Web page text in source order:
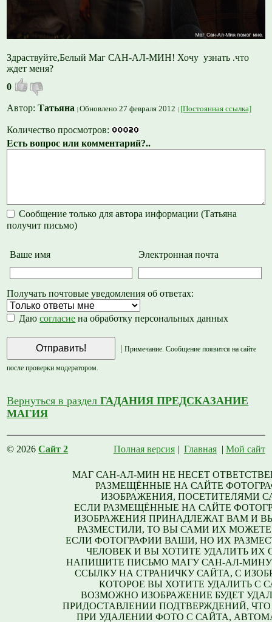
Здраствуйте,Белый Маг САН-АЛ-МИН! Хочу узнать .что
ждет меня?
0
Автор:Татьяна Обновлено 27 февраля 2012 [Постоянная ссылка]
Количество просмотров:
Есть вопрос или комментарий?..
Сообщение только для автора информации (Татьяна
получит письмо)
Ваше имя Электронная почта
Получать почтовые уведомления об ответах:
Даюсогласие на обработку персональных данных
| Примечание. Сообщение появится на сайте
после проверки модератором.
Вернуться в разделГАДАНИЯ ПРЕДСКАЗАНИЕ
МАГИЯ
© 2026Сайт 2 Полная версия| Главная| Мой сайт
МАГ САН-АЛ-МИН НЕ НЕСЕТ
РАЗМЕЩЁННЫЕ НА САЙТЕ
ИЗОБРАЖЕНИЯ, ПОСЕТИТЕЛЯМИ
ЕСЛИ РАЗМЕЩЁННЫЕ НА САЙТЕ
ИЗОБРАЖЕНИЯ ПРИНАДЛЕЖАТ ВАМ И
РАЗМЕСТИЛИ, ТО ВЫ САМИ ИХ МОЖЕТЕ
ЕСЛИ ФОТОГРАФИИ ВАШИ, НО ИХ
ЧЕЛОВЕК И ВЫ ХОТИТЕ УДАЛИТЬ ИХ
НАПИШИТЕ ПИСЬМО МАГУ САН-АЛ-
ССЫЛКУ НА СТРАНИЧКУ САЙТА, С
КОТОРОЕ ВЫ ХОТИТЕ УДАЛИТЬ С
ВОЗМОЖНО ИЗОБРАЖЕНИЕ БУДЕТ
ПРИДОСТАВЛЕНИИ ПОДТВЕРЖДЕНИЙ,
ПРИ УДАЛЕНИИ ФОТО С САЙТА,